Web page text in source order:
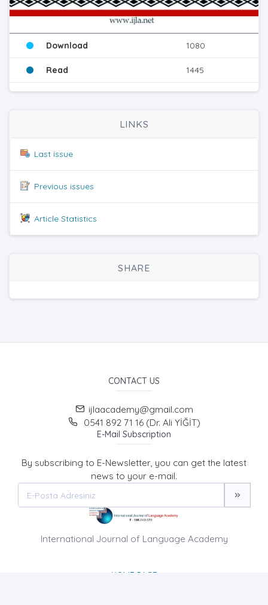
Download 1080
Read 1445
LINKS
Last issue
Previous issues
Article Statistics
SHARE
CONTACT US
ijlaacademy@gmail.com
0541 892 71 16 (Dr. Ali YİĞİT)
E-Mail Subscription
By subscribing to E-Newsletter, you can get the latest
news to your e-mail.
International Journal of Language Academy
HOME PAGE